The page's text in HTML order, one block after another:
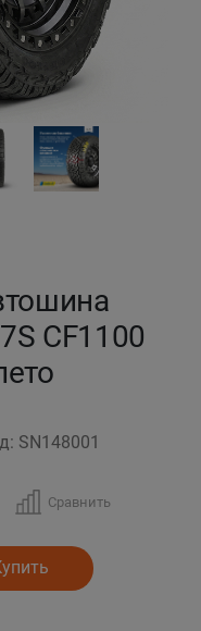
CF1100
SN148001
Сравнить